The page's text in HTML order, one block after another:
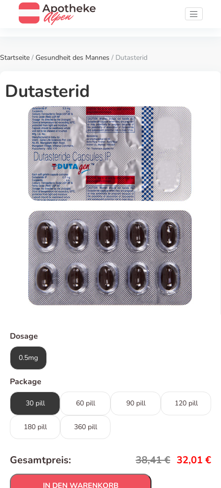
Startseite / Gesundheit des Mannes / Dutasterid
Dutasterid
Dosage
0.5mg
Package
30 pill 60 pill 90 pill 120 pill
180 pill 360 pill
Gesamtpreis: 38,41€ 32,01 €
IN DEN WARENKORB